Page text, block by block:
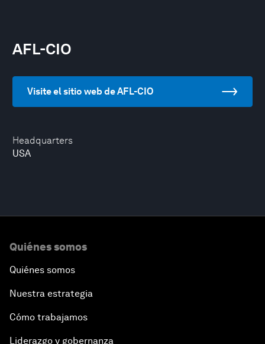
Headquarters
USA
AFL-CIO
Visite el sitio web de AFL-CIO
Quiénes somos
Quiénes somos
Nuestra estrategia
Cómo trabajamos
Liderazgo y gobernanza